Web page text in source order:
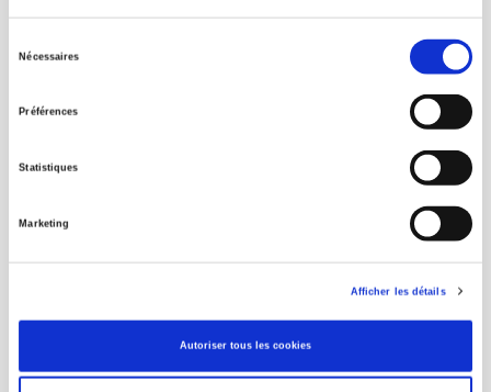
Nécessaires
Préférences
Statistiques
Marketing
Afficher les détails
Autoriser tous les cookies
POUR LES LIBRAIRES
CONDITIONS GÉNÉRALES
À paraître